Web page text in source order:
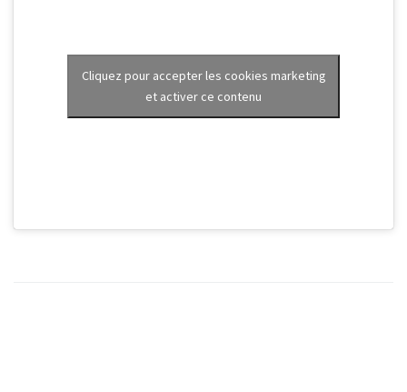
Cliquez pour accepter les cookies marketing
et activer ce contenu